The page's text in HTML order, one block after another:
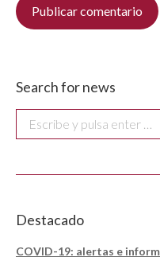
Publicar comentario
Search for news
Buscar:
Destacado
COVID-19: alertas e